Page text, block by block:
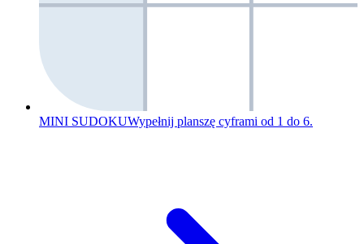
MINI SUDOKUWypełnij planszę cyframi od 1 do 6.